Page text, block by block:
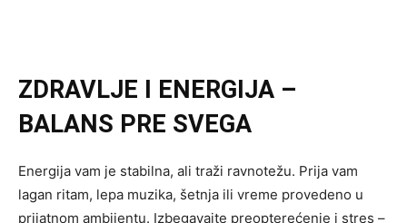
ZDRAVLJE I ENERGIJA –
BALANS PRE SVEGA
Energija vam je stabilna, ali traži ravnotežu. Prija vam
lagan ritam, lepa muzika, šetnja ili vreme provedeno u
prijatnom ambijentu. Izbegavajte preopterećenje i stres –